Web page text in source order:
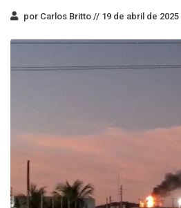
por Carlos Britto // 19 de abril de 2025